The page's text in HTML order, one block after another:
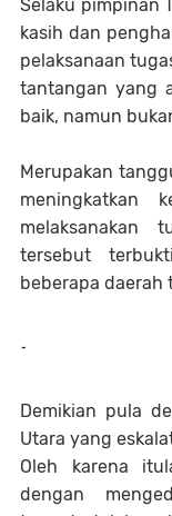
Selaku pimpinan
kasih dan
pelaksanaan
tantangan yang
baik, namun
Merupakan
meningkatkan
melaksanakan
tersebut
beberapa
-
Demikian pula
Utara yang
Oleh karena
dengan